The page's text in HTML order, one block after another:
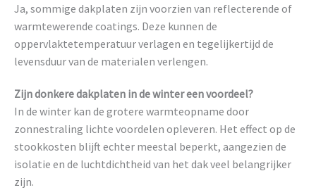
Ja, sommige dakplaten zijn voorzien van reflecterende of
warmtewerende coatings. Deze kunnen de
oppervlaktetemperatuur verlagen en tegelijkertijd de
levensduur van de materialen verlengen.
Zijn donkere dakplaten in de winter een voordeel?
In de winter kan de grotere warmteopname door
zonnestraling lichte voordelen opleveren. Het effect op de
stookkosten blijft echter meestal beperkt, aangezien de
isolatie en de luchtdichtheid van het dak veel belangrijker
zijn.